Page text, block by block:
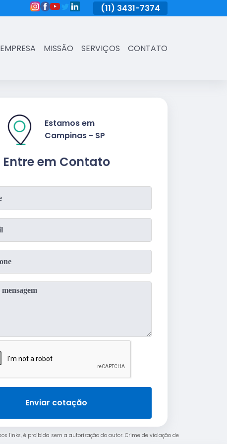
3431-7374 (11) 3431-7374
EMPRESA MISSÃO SERVIÇOS CONTATO
Entre em Contato
Estamos em
Campinas - SP
Enviar cotação
links, é proibida sem a autorização do autor. Crime de violação de